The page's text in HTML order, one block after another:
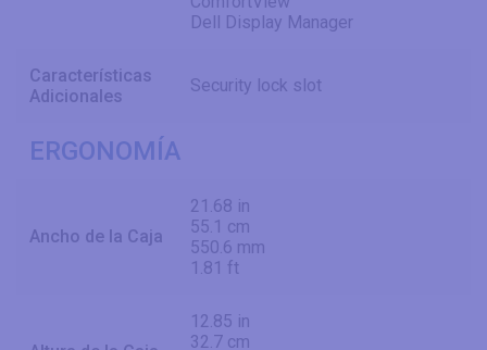
Dell Display Manager
Características
Adicionales
Security lock slot
ERGONOMÍA
Ancho de la Caja
21.68 in
55.1 cm
550.6 mm
1.81 ft
12.85 in
32.7 cm